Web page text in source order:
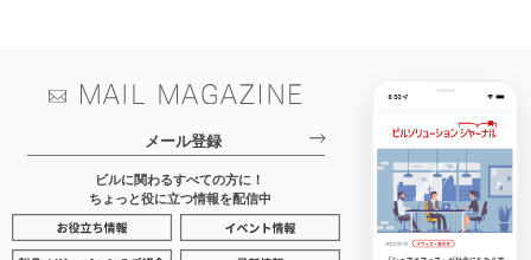
メール登録
ビルに関わるすべての方に！
ちょっと役に立つ情報を配信中